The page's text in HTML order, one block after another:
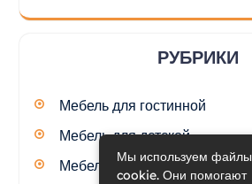
РУБРИКИ
Мебель для гостинной
Мебель для детской
Мебель для кухни
Мы используем файлы
cookie. Они помогают